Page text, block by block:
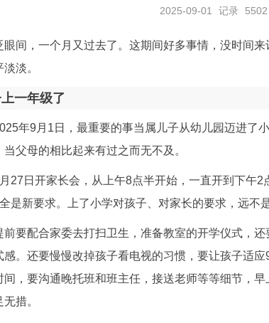
2025-09-01 记录 5502
眼间，一个月又过去了。这期间好多事情，没时间
淡。
一年级了
年9月1日，最重要的事当属儿子从幼儿园迈进了
当父母的相比起来有过之而无不及。
27日开家长会，从上午8点半开始，一直开到下午
是新要求。上了小学对孩子、对家长的要求，远不
前要配合家委去打扫卫生，准备教室的开学仪式，
感。还要慢慢改掉孩子看电视的习惯，要让孩子适
间，要沟通晚托班和班主任，接送老师等等细节，
措。